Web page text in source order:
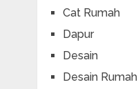
Cat Rumah
Dapur
Desain
Desain Rumah